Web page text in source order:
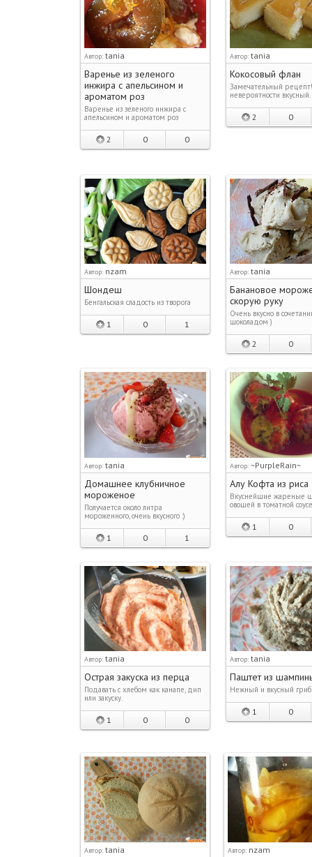
Автор: tania
Варенье из зеленого
инжира с апельсином и
ароматом роз
Варенье из зеленого инжира с
апельсином и ароматом роз
2 0 0
Автор: tania
Кокосовый флан
Замечательный
невероятности вкусный.
2 0
Автор: nzam
Шондеш
Бенгальская сладость из творога
1 0 1
Автор: tania
Банановое
скорую руку
Очень вкусно в
шоколадом )
2 0
Автор: tania
Домашнее клубничное
мороженое
Получается около литра
мороженного, очень вкусного :)
1 0 1
Автор: ~PurpleRain~
Алу Кофта из риса
Вкуснейшие жареные
овощей в томатной соусе
1 0
Автор: tania
Острая закуска из перца
Подавать с хлебом как канапе, дип
или закуску.
1 0 0
Автор: tania
Паштет из
Нежный и вкусный
1 0
Автор: tania Автор: nzam